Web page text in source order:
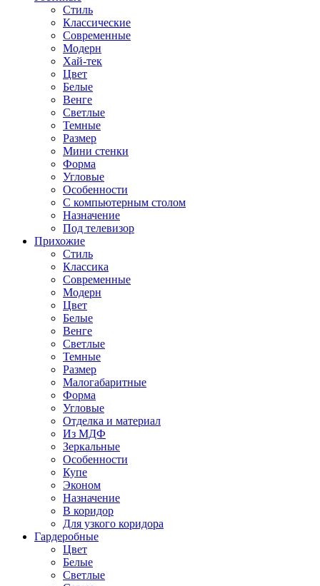
Стиль
Классические
Современные
Модерн
Хай-тек
Цвет
Белые
Венге
Светлые
Темные
Размер
Мини стенки
Форма
Угловые
Особенности
С компьютерным столом
Назначение
Под телевизор
Прихожие
Стиль
Классика
Современные
Модерн
Цвет
Белые
Венге
Светлые
Темные
Размер
Малогабаритные
Форма
Угловые
Отделка и материал
Из МДФ
Зеркальные
Особенности
Купе
Эконом
Назначение
В коридор
Для узкого коридора
Гардеробные
Цвет
Белые
Светлые